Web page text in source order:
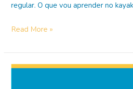
regular. O que vou aprender no
Experimentar
polo
ou
Read More »